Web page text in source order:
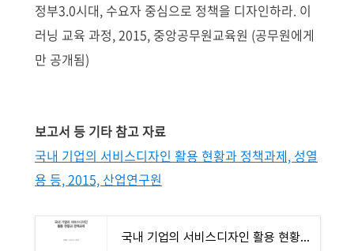
정부3.0시대, 수요자 중심으로 정책을 디자인하라. 이
러닝 교육 과정, 2015, 중앙공무원교육원 (공무원에게
만 공개됨)
보고서 등 기타 참고 자료
국내 기업의 서비스디자인 활용 현황과 정책과제, 성열
용 등, 2015, 산업연구원
국내 기업의 서비스디자인 활용 현황과 정책과제 - 산업연구원. 2015